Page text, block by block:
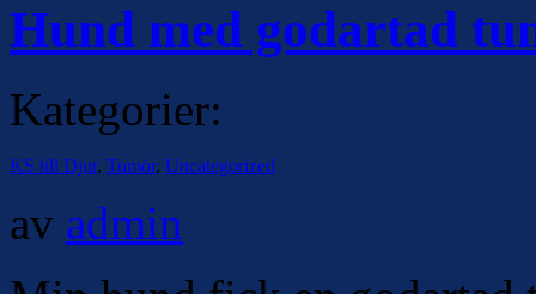
Hund med godartad
Kategorier:
KS till Djur, Tumör, Uncategorized
av admin